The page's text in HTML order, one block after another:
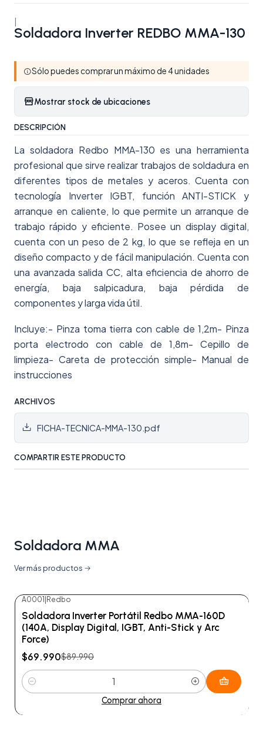
Soldadora Inverter REDBO MMA-130
Sólo puedes comprar un máximo de 4 unidades
Mostrar stock de ubicaciones
DESCRIPCIÓN
La soldadora Redbo MMA-130 es una herramienta
profesional que sirve realizar trabajos de soldadura en
diferentes tipos de metales y aceros. Cuenta con
tecnología Inverter IGBT, función ANTI-STICK y
arranque en caliente, lo que permite un arranque de
trabajo rápido y eficiente. Posee un display digital,
cuenta con un peso de 2 kg, lo que se refleja en un
diseño compacto y de fácil manipulación. Cuenta con
una avanzada salida CC, alta eficiencia de ahorro de
energía, baja salpicadura, baja pérdida de
componentes y larga vida útil.
Incluye:- Pinza toma tierra con cable de 1,2m- Pinza
porta electrodo con cable de 1,8m- Cepillo de
limpieza- Careta de protección simple- Manual de
instrucciones
ARCHIVOS
FICHA-TECNICA-MMA-130.pdf
COMPARTIR ESTE PRODUCTO
Soldadora MMA
Ver más productos
A0001 Redbo
Soldadora Inverter Portátil Redbo MMA-160D
(140A, Display Digital, IGBT, Anti-Stick y Arc
Force)
$69.990$89.990
Cantidad
Comprar ahora